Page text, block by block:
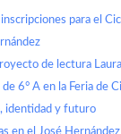
inscripciones para el
de lectura
6° A en la Feria de
identidad y futuro